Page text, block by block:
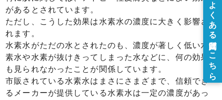
があるとされています。
ただし、こうした効果は水素水の濃度に大きく影響さ
れます。
水素水がただの水とされたのも、濃度が著しく低い水
素水や水素が抜けきってしまった水などに、何の効果
も見られなかったことが関係しています。
市販されている水素水はまさにさまざまで、信頼でき
るメーカーが提供している水素水は一定の濃度があっ